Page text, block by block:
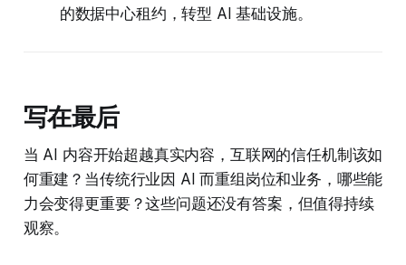
的数据中心租约，转型 AI 基础设施。
写在最后
当 AI 内容开始超越真实内容，互联网的信任机制该如
何重建？当传统行业因 AI 而重组岗位和业务，哪些能
力会变得更重要？这些问题还没有答案，但值得持续
观察。